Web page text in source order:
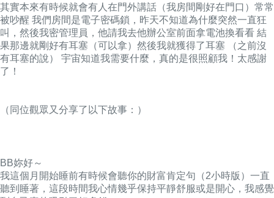
其實本來有時候就會有人在門外講話（我房間剛好在門口）常常
被吵醒 我們房間是電子密碼鎖，昨天不知道為什麼突然一直狂
叫，然後我密管理員，他請我去他辦公室前面拿電池換看看 結
果那邊就剛好有耳塞（可以拿）然後我就獲得了耳塞 （之前沒
有耳塞的說） 宇宙知道我需要什麼，真的是很照顧我！太感謝
了！
（同位觀眾又分享了以下故事：）
BB妳好～
我這個月開始睡前有時候會聽你的財富肯定句（2小時版）一直
聽到睡著，這段時間我心情幾乎保持平靜舒服或是開心，我感覺